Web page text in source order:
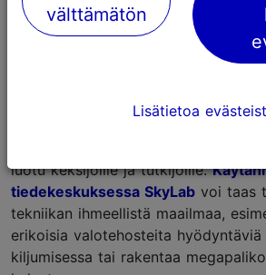
luotu keksijöille ja tutkijoille.
tiedekeskuksessa SkyLab voi taas
tekniikan ihmeellistä maailmaa,
erikoisia valotehosteita
kiljumisessa tai rakentaa
välttämätön
Lisätietoa